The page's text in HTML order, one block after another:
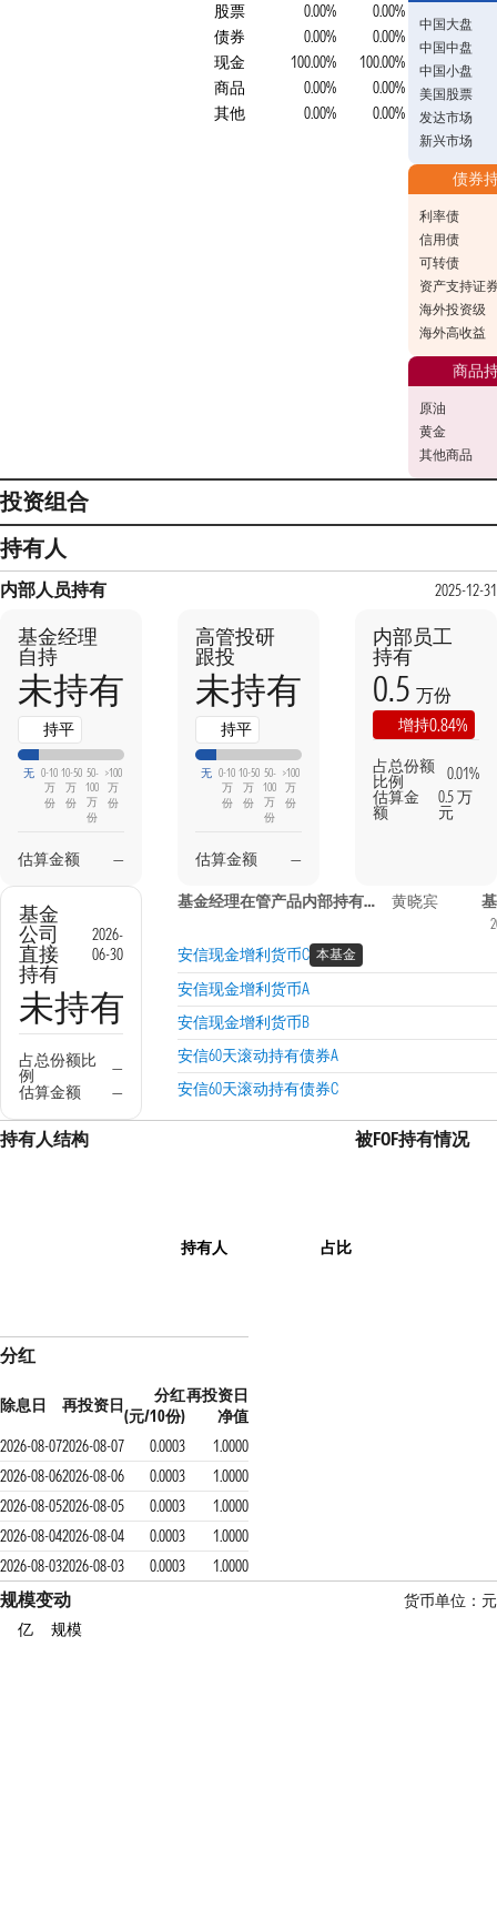
股票
0.00%
0.00%
债券
0.00%
0.00%
现金
100.00%
100.00%
商品
0.00%
0.00%
其他
0.00% 0.00%
中国大盘
中国中盘
中国小盘
美国股票
发达市场
新兴市场
债券
利率债
信用债
可转债
资产支持证
海外投资级
海外高收益
商品
原油
黄金
其他商品
投资组合
持有人
内部人员持有 2025-12-31
基金经理
自持
未持有
持平
无 0-10
万
份
10-50
万
份
50-
100
万
份
>100
万
份
估算金额 —
高管投研
跟投
未持有
持平
无 0-10
万
份
10-50
万
份
50-
100
万
份
>100
万
份
估算金额 —
内部员工
持有
0.5 万份
增持0.84%
占总份额
比例
0.01%
估算金
额
0.5 万
元
基金
公司
直接
持有
2026-
06-30
未持有
占总份额比
例
—
估算金额
—
基金经理在管产品内部持有信息 黄晓宾
安信现金增利货币C 本基金
安信现金增利货币A
安信现金增利货币B
安信60天滚动持有债券A
安信60天滚动持有债券C
持有人结构
持有人 占比
被FOF持有情况
分红
除息日 再投资日
分红
(元/10份)
再投资日
净值
2026-08-072026-08-07 0.0003
1.0000
2026-08-062026-08-06 0.0003
1.0000
2026-08-052026-08-05 0.0003
1.0000
2026-08-042026-08-04 0.0003
1.0000
2026-08-032026-08-03 0.0003 1.0000
规模变动
货币单位：元
亿
规模